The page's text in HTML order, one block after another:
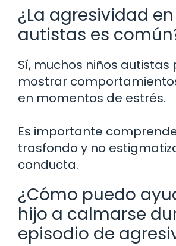
¿La agresividad
autistas es
Sí, muchos niños autistas
mostrar
en momentos de estrés.
Es importante
trasfondo y no
conducta.
¿Cómo puedo
hijo a calmarse
episodio de